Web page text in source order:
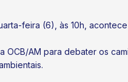
feira (6), às 10h,
OCB/AM para debater os